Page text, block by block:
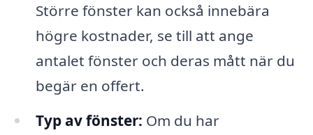
Större fönster kan också innebära
högre kostnader, se till att ange
antalet fönster och deras mått när du
begär en offert.
Typ av fönster: Om du har